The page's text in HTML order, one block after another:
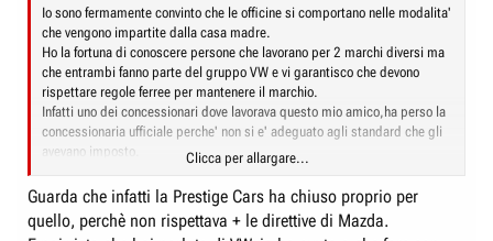
Io sono fermamente convinto che le officine si comportano nelle modalita'
che vengono impartite dalla casa madre.
Ho la fortuna di conoscere persone che lavorano per 2 marchi diversi ma
che entrambi fanno parte del gruppo VW e vi garantisco che devono
rispettare regole ferree per mantenere il marchio.
Infatti uno dei concessionari dove lavorava questo mio amico,ha perso la
concessionaria ufficiale perche' non si e' adeguato agli standard che gli
avevano imposto.
Se mazda italia avesse una struttura seria e se comunque ricevesse
direttive precise da Mazda motor corp.,sono certo che le cose
andrebbero in modo ben di verso e certi accetatori di officine
abbasserebbero di molto la cresta.
Clicca per allargare...
Guarda che infatti la Prestige Cars ha chiuso proprio per
quello, perchè non rispettava + le direttive di Mazda.